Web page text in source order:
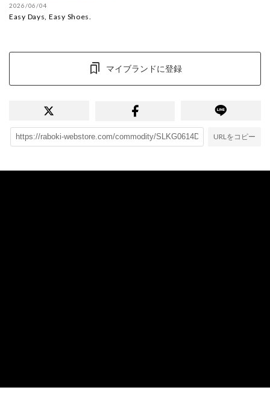
2026/06/04
Easy Days, Easy Shoes.
マイブランドに登録
URLをコピー